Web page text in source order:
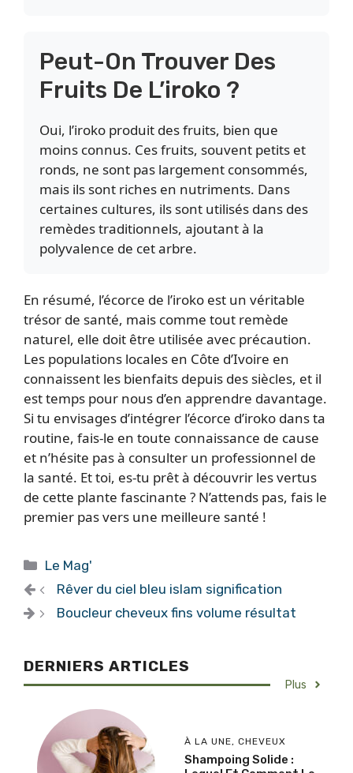
Peut-On Trouver Des
Fruits De L’iroko ?
Oui, l’iroko produit des fruits, bien que
moins connus. Ces fruits, souvent petits et
ronds, ne sont pas largement consommés,
mais ils sont riches en nutriments. Dans
certaines cultures, ils sont utilisés dans des
remèdes traditionnels, ajoutant à la
polyvalence de cet arbre.
En résumé, l’écorce de l’iroko est un véritable
trésor de santé, mais comme tout remède
naturel, elle doit être utilisée avec précaution.
Les populations locales en Côte d’Ivoire en
connaissent les bienfaits depuis des siècles, et il
est temps pour nous d’en apprendre davantage.
Si tu envisages d’intégrer l’écorce d’iroko dans ta
routine, fais-le en toute connaissance de cause
et n’hésite pas à consulter un professionnel de
la santé. Et toi, es-tu prêt à découvrir les vertus
de cette plante fascinante ? N’attends pas, fais le
premier pas vers une meilleure santé !
Catégories
Le Mag'
Rêver du ciel bleu islam signification
Boucleur cheveux fins volume résultat
DERNIERS ARTICLES
Plus
À LA UNE, CHEVEUX
Shampoing Solide :